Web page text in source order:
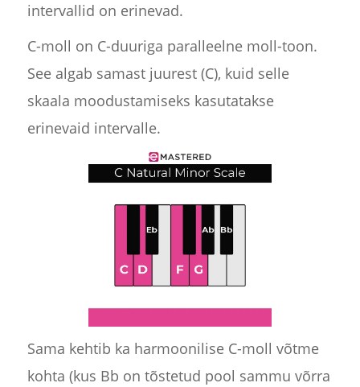
intervallid on erinevad.
C-moll on C-duuriga paralleelne moll-toon.
See algab samast juurest (C), kuid selle
skaala moodustamiseks kasutatakse
erinevaid intervalle.
Sama kehtib ka harmoonilise C-moll võtme
kohta (kus Bb on tõstetud pool sammu võrra